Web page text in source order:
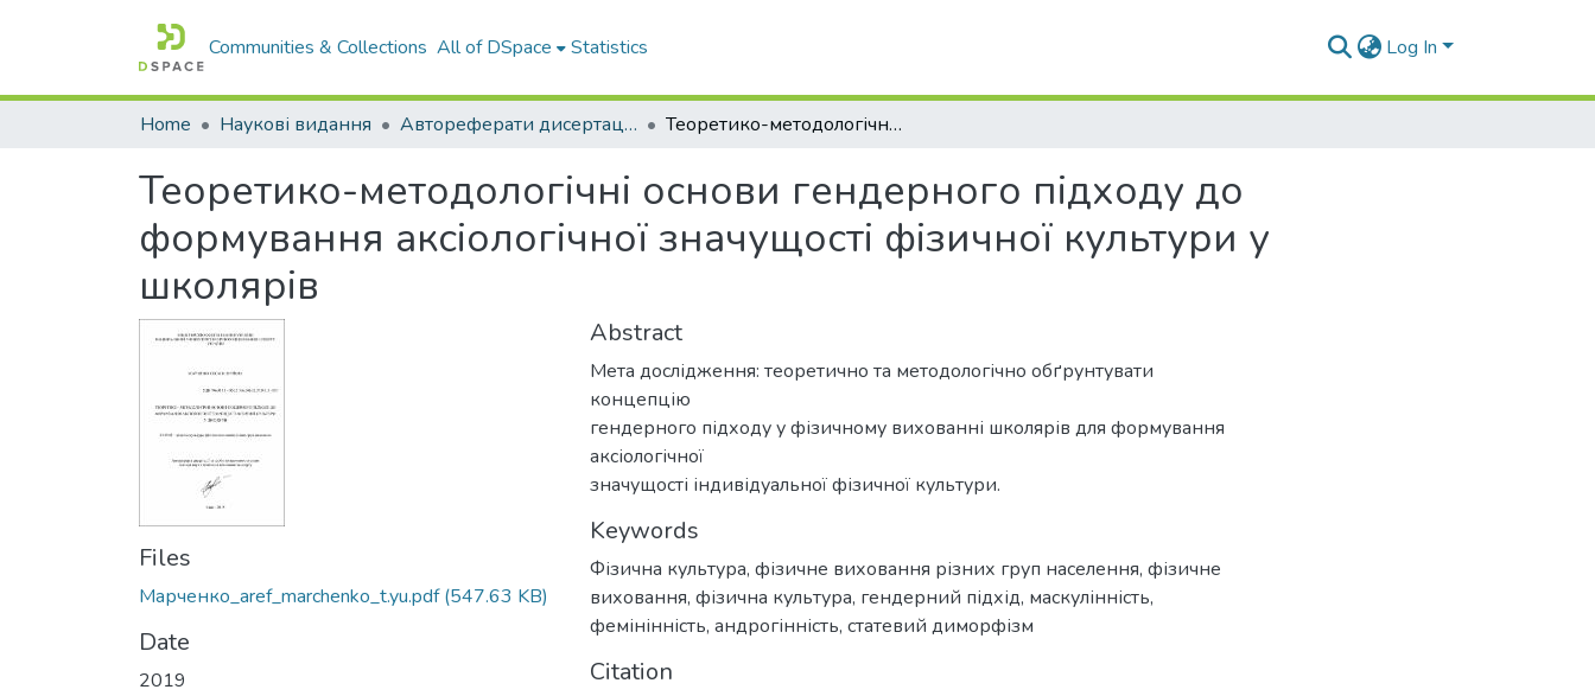
Communities & Collections All of DSpace Statistics Log In
Home Наукові видання Автореферати дисертацій Теоретико-методологічні основи гендерного підходу до формування аксіологічної значущості фізичної культури у школярів
Теоретико-методологічні основи гендерного підходу до
формування аксіологічної значущості фізичної культури у
школярів
Files
Марченко_aref_marchenko_t.yu.pdf(547.63 KB)
Date
2019
Abstract
Мета дослідження: теоретично та методологічно обґрунтувати
концепцію
гендерного підходу у фізичному вихованні школярів для формування
аксіологічної
значущості індивідуальної фізичної культури.
Keywords
Фізична культура, фізичне виховання різних груп населення, фізичне
виховання, фізична культура, гендерний підхід, маскулінність,
фемінінність, андрогінність, статевий диморфізм
Citation